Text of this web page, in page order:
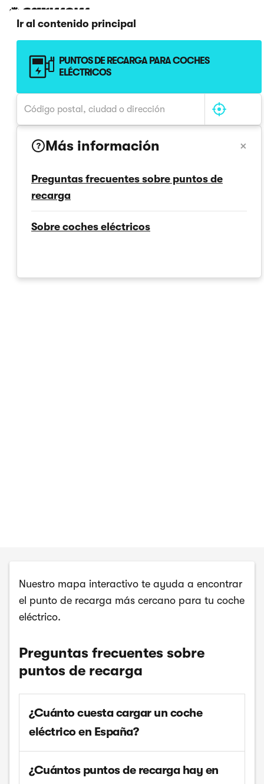
Ir al contenido principal
PUNTOS DE RECARGA PARA COCHES
ELÉCTRICOS
? Más información ×
Preguntas frecuentes sobre puntos de
recarga
Sobre coches eléctricos
Nuestro mapa interactivo te ayuda a encontrar
el punto de recarga más cercano para tu coche
eléctrico.
Preguntas frecuentes sobre
puntos de recarga
¿Cuánto cuesta cargar un coche
eléctrico en España?
¿Cuántos puntos de recarga hay en